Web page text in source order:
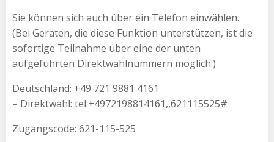
Sie können sich auch über ein Telefon einwählen.
(Bei Geräten, die diese Funktion unterstützen, ist die
sofortige Teilnahme über eine der unten
aufgeführten Direktwahlnummern möglich.)
Deutschland: +49 721 9881 4161
– Direktwahl: tel:+4972198814161,,621115525#
Zugangscode: 621-115-525